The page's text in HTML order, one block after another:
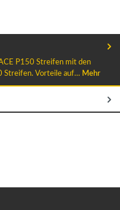
P150 Streifen mit den
Streifen. Vorteile auf… Mehr